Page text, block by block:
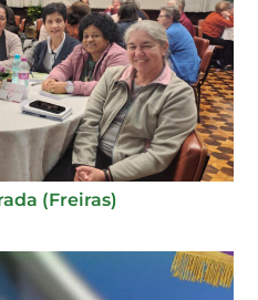
(Freiras)